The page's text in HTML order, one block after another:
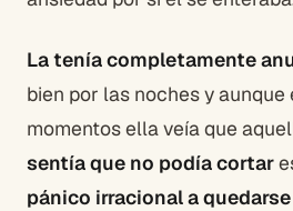
La tenía completamente
bien por las noches y
momentos ella veía que
sentía que no podía cortar
pánico irracional a